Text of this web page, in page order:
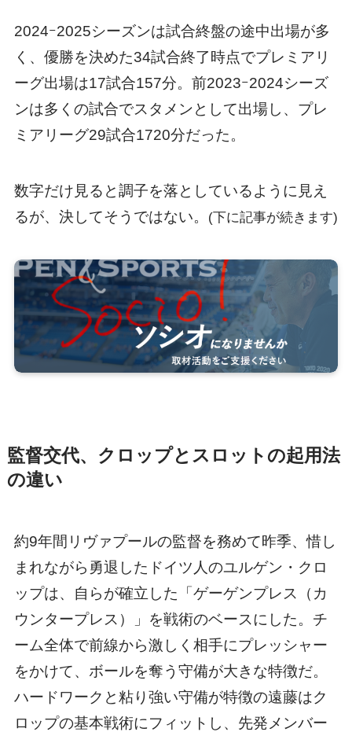
2024ｰ2025シーズンは試合終盤の途中出場が多
く、優勝を決めた34試合終了時点でプレミアリ
ーグ出場は17試合157分。前2023ｰ2024シーズ
ンは多くの試合でスタメンとして出場し、プレ
ミアリーグ29試合1720分だった。
数字だけ見ると調子を落としているように見え
るが、決してそうではない。
(下に記事が続きます)
監督交代、クロップとスロットの起用法
の違い
約9年間リヴァプールの監督を務めて昨季、惜し
まれながら勇退したドイツ人のユルゲン・クロ
ップは、自らが確立した「ゲーゲンプレス（カ
ウンタープレス）」を戦術のベースにした。チ
ーム全体で前線から激しく相手にプレッシャー
をかけて、ボールを奪う守備が大きな特徴だ。
ハードワークと粘り強い守備が特徴の遠藤はク
ロップの基本戦術にフィットし、先発メンバー